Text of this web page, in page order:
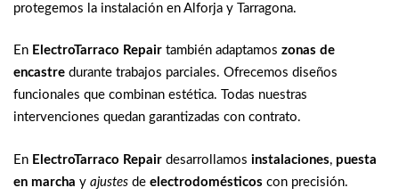
protegemos la instalación en Alforja y Tarragona.
En ElectroTarraco Repair también adaptamos zonas de
encastre durante trabajos parciales. Ofrecemos diseños
funcionales que combinan estética. Todas nuestras
intervenciones quedan garantizadas con contrato.
En ElectroTarraco Repair desarrollamos instalaciones, puesta
en marcha y ajustes de electrodomésticos con precisión.